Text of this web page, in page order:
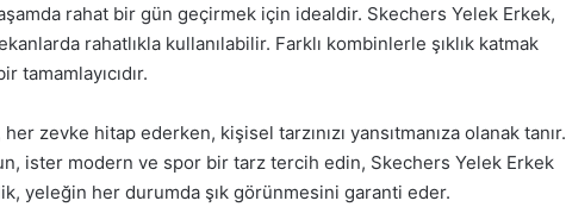
rahat bir gün geçirmek için idealdir. Skechers Yelek Erkek,
rahatlıkla kullanılabilir. Farklı kombinlerle şıklık katmak
tamamlayıcıdır.
zevke hitap ederken, kişisel tarzınızı yansıtmanıza olanak tanır.
ister modern ve spor bir tarz tercih edin, Skechers Yelek Erkek
yeleğin her durumda şık görünmesini garanti eder.